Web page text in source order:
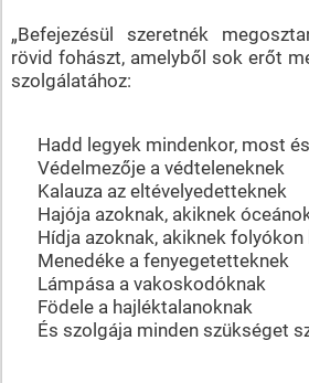
„Befejezésül szeretnék
rövid fohászt, amelyből sok erőt
szolgálatához:
Hadd legyek mindenkor, most
Védelmezője a védteleneknek
Kalauza az eltévelyedetteknek
Hajója azoknak, akiknek
Hídja azoknak, akiknek folyókon
Menedéke a fenyegetetteknek
Lámpása a vakoskodóknak
Födele a hajléktalanoknak
És szolgája minden szükséget